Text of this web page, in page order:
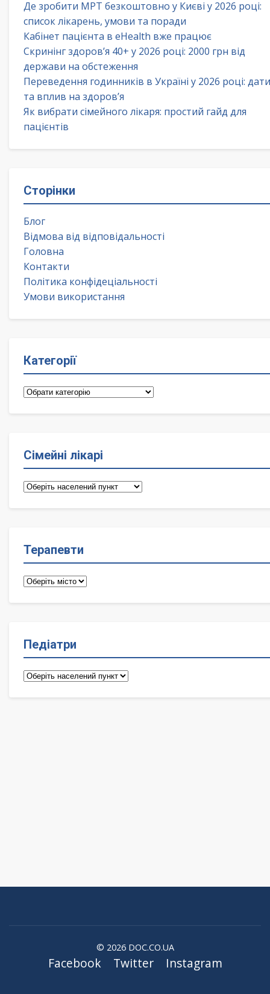
Де зробити МРТ безкоштовно у Києві у 2026 році:
список лікарень, умови та поради
Кабінет пацієнта в eHealth вже працює
Скринінг здоров’я 40+ у 2026 році: 2000 грн від
держави на обстеження
Переведення годинників в Україні у 2026 році: дати
та вплив на здоров’я
Як вибрати сімейного лікаря: простий гайд для
пацієнтів
Сторінки
Блог
Відмова від відповідальності
Головна
Контакти
Політика конфідеціальності
Умови використання
Категорії
Категорії
Сімейні лікарі
Сімейні
Терапевти
Терапевти
Педіатри
Педіатри
© 2026 DOC.CO.UA
Facebook Twitter Instagram